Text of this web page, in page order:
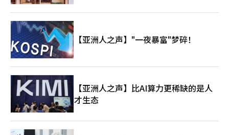
【亚洲人之声】"一夜暴富"梦碎！
【亚洲人之声】比AI算力更稀缺的是人
才生态